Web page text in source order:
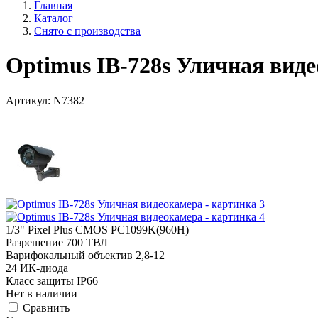
Главная
Каталог
Снято с производства
Optimus IB-728s Уличная
Артикул: N7382
1/3" Pixel Plus CMOS PC1099K(960H)
Разрешение 700 ТВЛ
Варифокальный объектив 2,8-12
24 ИК-диода
Класс защиты IP66
Нет в наличии
Cравнить